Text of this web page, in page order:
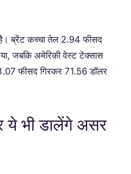
है। ब्रेंट कच्चा तेल 2.94 फीसद
जबकि अमेरिकी वेस्ट टेक्सास
फीसद गिरकर 71.56 डॉलर
ये भी डालेंगे असर